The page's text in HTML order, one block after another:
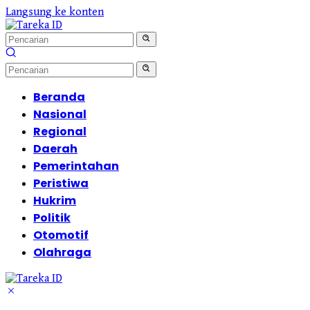
Langsung ke konten
Beranda
Nasional
Regional
Daerah
Pemerintahan
Peristiwa
Hukrim
Politik
Otomotif
Olahraga